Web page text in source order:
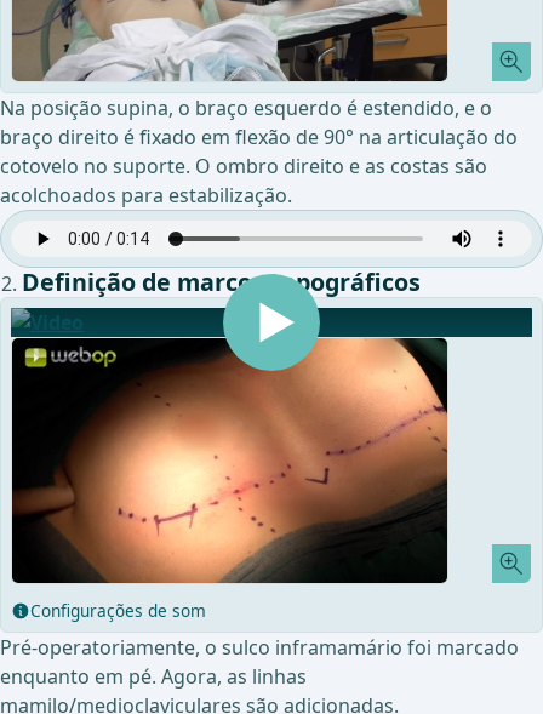
Na posição supina, o braço esquerdo é estendido, e o
braço direito é fixado em flexão de 90° na articulação do
cotovelo no suporte. O ombro direito e as costas são
acolchoados para estabilização.
Definição de marcos topográficos
Configurações de som
Pré-operatoriamente, o sulco inframamário foi marcado
enquanto em pé. Agora, as linhas
mamilo/medioclaviculares são adicionadas.